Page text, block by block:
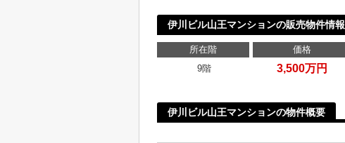
伊川ビル山王マンションの販売物件情報
所在階 価格
9階
3,500万円
伊川ビル山王マンションの物件概要